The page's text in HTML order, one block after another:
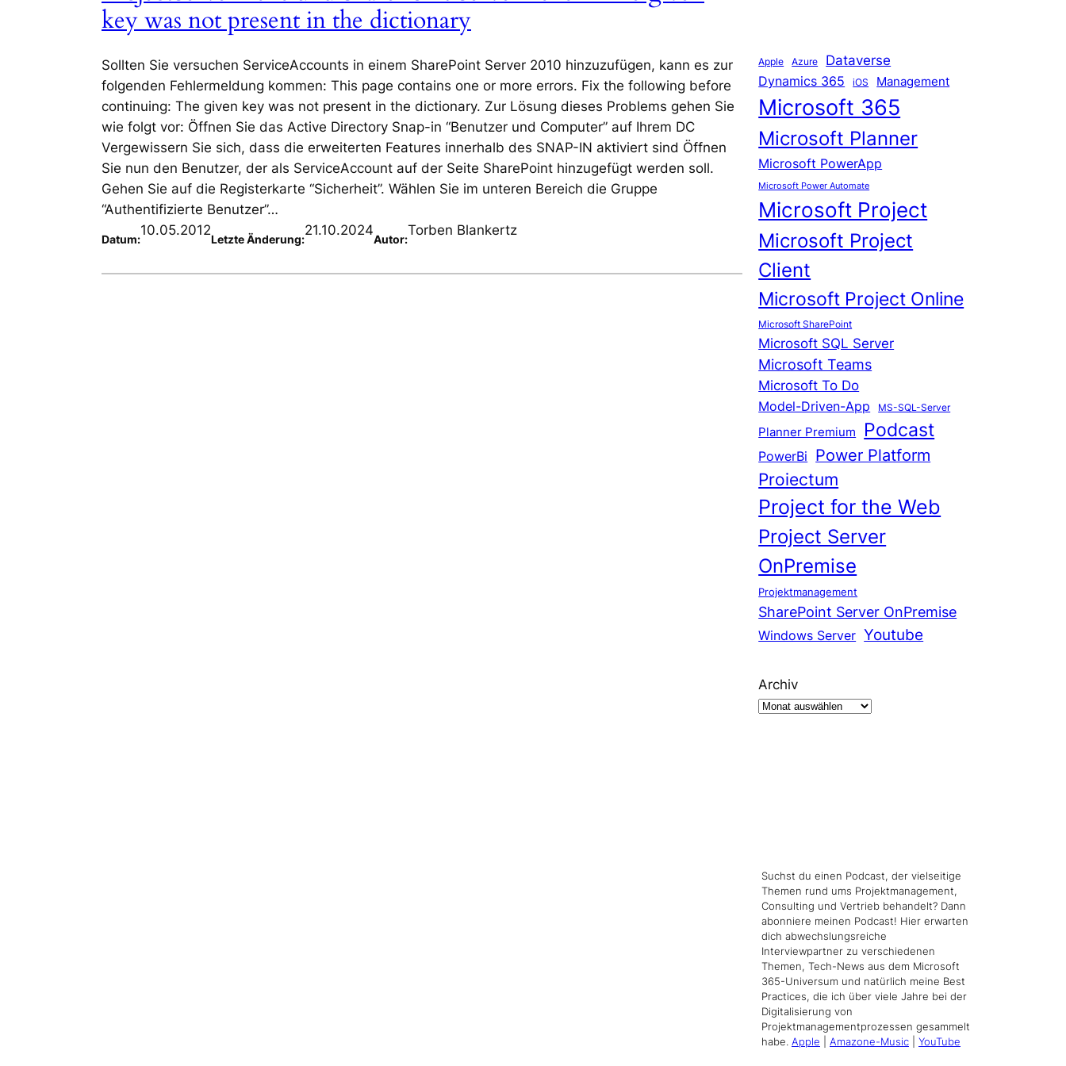
key was not present in the dictionary
Sollten Sie versuchen ServiceAccounts in einem SharePoint Server 2010 hinzuzufügen, kann es zur
folgenden Fehlermeldung kommen: This page contains one or more errors. Fix the following before
continuing: The given key was not present in the dictionary. Zur Lösung dieses Problems gehen Sie
wie folgt vor: Öffnen Sie das Active Directory Snap-in “Benutzer und Computer” auf Ihrem DC
Vergewissern Sie sich, dass die erweiterten Features innerhalb des SNAP-IN aktiviert sind Öffnen
Sie nun den Benutzer, der als ServiceAccount auf der Seite SharePoint hinzugefügt werden soll.
Gehen Sie auf die Registerkarte “Sicherheit”. Wählen Sie im unteren Bereich die Gruppe
“Authentifizierte Benutzer”…
Datum:
10.05.2012
Letzte Änderung:
21.10.2024
Autor:
Torben Blankertz
Apple Azure Dataverse
Dynamics 365 iOS Management
Microsoft 365
Microsoft Planner
Microsoft PowerApp
Microsoft Power Automate
Microsoft Project
Microsoft Project
Client
Microsoft Project Online
Microsoft SharePoint
Microsoft SQL Server
Microsoft Teams
Microsoft To Do
Model-Driven-App MS-SQL-Server
Planner Premium Podcast
PowerBi Power Platform
Proiectum
Project for the Web
Project Server
OnPremise
Projektmanagement
SharePoint Server OnPremise
Windows Server Youtube
Archiv
Suchst du einen Podcast, der vielseitige
Themen rund ums Projektmanagement,
Consulting und Vertrieb behandelt? Dann
abonniere meinen Podcast! Hier erwarten
dich abwechslungsreiche
Interviewpartner zu verschiedenen
Themen, Tech-News aus dem Microsoft
365-Universum und natürlich meine Best
Practices, die ich über viele Jahre bei der
Digitalisierung von
Projektmanagementprozessen gesammelt
habe. Apple Amazone-Music YouTube